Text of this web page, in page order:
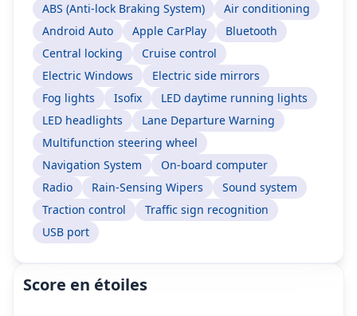
ABS (Anti-lock Braking System)
Air conditioning
Android Auto
Apple CarPlay
Bluetooth
Central locking
Cruise control
Electric Windows
Electric side mirrors
Fog lights
Isofix
LED daytime running lights
LED headlights
Lane Departure Warning
Multifunction steering wheel
Navigation System
On-board computer
Radio
Rain-Sensing Wipers
Sound system
Traction control
Traffic sign recognition
USB port
Score en étoiles